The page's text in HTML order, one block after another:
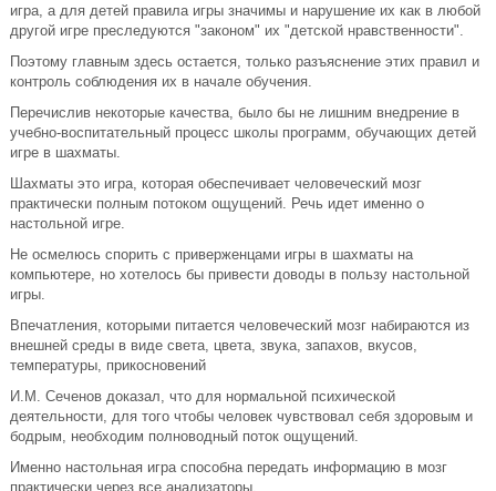
игра, а для детей правила игры значимы и нарушение их как в любой
другой игре преследуются "законом" их "детской нравственности".
Поэтому главным здесь остается, только разъяснение этих правил и
контроль соблюдения их в начале обучения.
Перечислив некоторые качества, было бы не лишним внедрение в
учебно-воспитательный процесс школы программ, обучающих детей
игре в шахматы.
Шахматы это игра, которая обеспечивает человеческий мозг
практически полным потоком ощущений. Речь идет именно о
настольной игре.
Не осмелюсь спорить с приверженцами игры в шахматы на
компьютере, но хотелось бы привести доводы в пользу настольной
игры.
Впечатления, которыми питается человеческий мозг набираются из
внешней среды в виде света, цвета, звука, запахов, вкусов,
температуры, прикосновений
И.М. Сеченов доказал, что для нормальной психической
деятельности, для того чтобы человек чувствовал себя здоровым и
бодрым, необходим полноводный поток ощущений.
Именно настольная игра способна передать информацию в мозг
практически через все анализаторы.